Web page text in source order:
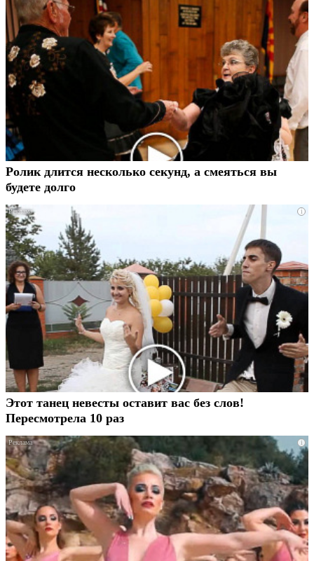
Ролик длится несколько секунд, а смеяться вы
будете долго
i
Этот танец невесты оставит вас без слов!
Пересмотрела 10 раз
i